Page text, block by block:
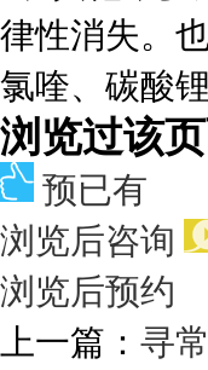
律性消失。
氯喹、碳酸
浏览过该
预已有
浏览后咨询
浏览后预约
上一篇： 寻